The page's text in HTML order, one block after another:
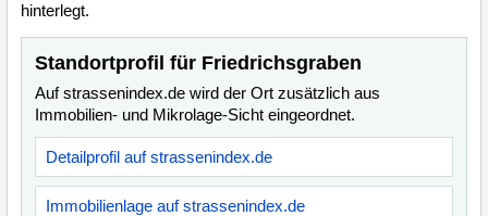
hinterlegt.
Standortprofil für Friedrichsgraben
Auf strassenindex.de wird der Ort zusätzlich aus
Immobilien- und Mikrolage-Sicht eingeordnet.
Detailprofil auf strassenindex.de
Immobilienlage auf strassenindex.de